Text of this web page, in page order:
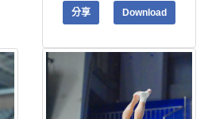
分享 Download